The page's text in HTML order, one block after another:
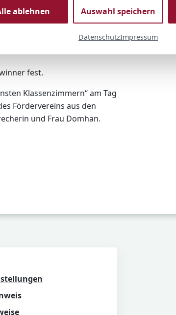
Pflanzen gibt es einen
so manche Materialien,
fest.
Klassenzimmern“ am Tag
Fördervereins aus den
und Frau Domhan.
Spanisch - Vorlesewettbewerb
WPU - Gesunde Ernährung
ablehnen Auswahl speichern
DatenschutzImpressum